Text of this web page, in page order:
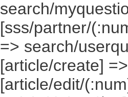
search/
[sss/partner/
=> search/
[article/create]
[article/edit/